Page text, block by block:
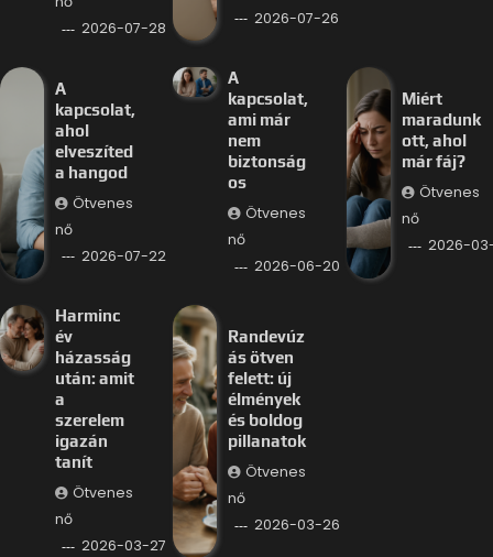
2026-07-28
2026-07-26
A
kapcsolat,
ahol
elveszíted
a hangod
Ötvenes
nő
2026-07-22
A
kapcsolat,
ami már
nem
biztonság
os
Ötvenes
nő
2026-06-20
Miért
maradunk
ott, ahol
már fáj?
Ötvenes
nő
2026-
Harminc
év
házasság
után: amit
a
szerelem
igazán
tanít
Ötvenes
nő
2026-03-27
Randevúz
ás ötven
felett: új
élmények
és boldog
pillanatok
Ötvenes
nő
2026-03-26